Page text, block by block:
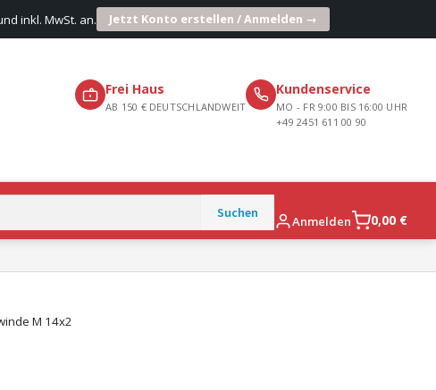
inkl. MwSt. an. Jetzt Konto erstellen / Anmelden →
Frei Haus
AB 150 € DEUTSCHLANDWEIT
Kundenservice
MO - FR 9:00 BIS 16:00 UHR
+49 2451 611 00 90
Anmelden 0,00 €
M 14x2